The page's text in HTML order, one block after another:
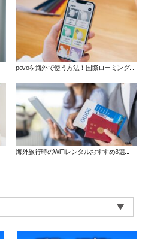
povoを海外で使う方法！国際ローミング...
海外旅行時のWiFiレンタルおすすめ3選...